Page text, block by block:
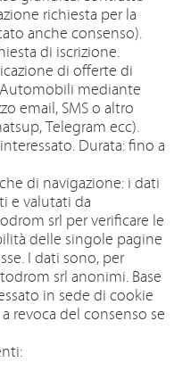
richiesta per la
anche consenso).
di iscrizione.
di offerte di
mediante
email, SMS o altro
Telegram ecc).
Durata: fino a
di navigazione: i dati
e valutati da
srl per verificare le
delle singole pagine
I dati sono, per
srl anonimi. Base
in sede di cookie
revoca del consenso se